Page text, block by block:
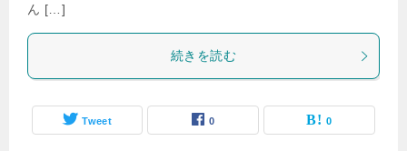
ん […]
続きを読む
Tweet 0 0